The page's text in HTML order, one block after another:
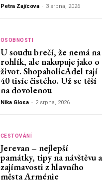
Petra Zajícova - 3 srpna, 2026
OSOBNOSTI
U soudu brečí, že nemá na
rohlík, ale nakupuje jako o
život. ShopaholicAdel tají
40 tisíc čistého. Už se těší
na dovolenou
Nika Glosa - 2 srpna, 2026
CESTOVÁNÍ
Jerevan – nejlepší
památky, tipy na návštěvu a
zajímavosti z hlavního
města Arménie